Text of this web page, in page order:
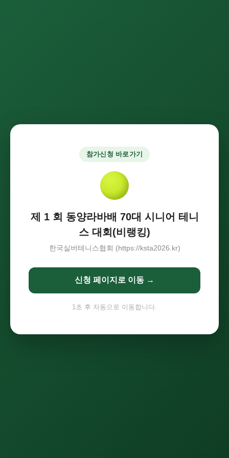
참가신청 바로가기
제 1 회 동양라바배 70대 시니어 테니
스 대회(비랭킹)
한국실버테니스협회 (https://ksta2026.kr)
신청 페이지로 이동 →
1 초 후 자동으로 이동합니다.